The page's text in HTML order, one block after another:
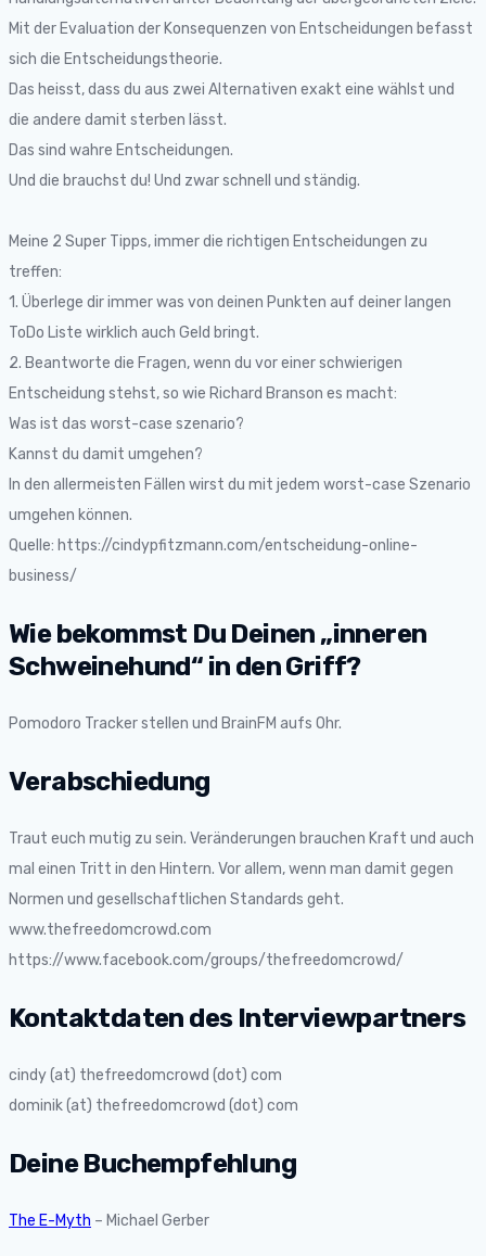
Mit der Evaluation der Konsequenzen von Entscheidungen befasst
sich die Entscheidungstheorie.
Das heisst, dass du aus zwei Alternativen exakt eine wählst und
die andere damit sterben lässt.
​Das sind wahre Entscheidungen.
​Und die brauchst du! Und zwar schnell und ständig.
Meine 2 Super Tipps, immer die richtigen Entscheidungen zu
treffen:
1. Überlege dir immer was von deinen Punkten auf deiner langen
ToDo Liste wirklich auch Geld bringt.
2. Beantworte die Fragen, wenn du vor einer schwierigen
Entscheidung stehst, so wie Richard Branson es macht:
Was ist das worst-case szenario?
Kannst du damit umgehen?
In den allermeisten Fällen wirst du mit jedem worst-case Szenario
umgehen können.
Quelle: https://cindypfitzmann.com/entscheidung-online-
business/
Wie bekommst Du Deinen „inneren
Schweinehund“ in den Griff?
Pomodoro Tracker stellen und BrainFM aufs Ohr.
Verabschiedung
Traut euch mutig zu sein. Veränderungen brauchen Kraft und auch
mal einen Tritt in den Hintern. Vor allem, wenn man damit gegen
Normen und gesellschaftlichen Standards geht.
www.thefreedomcrowd.com
https://www.facebook.com/groups/thefreedomcrowd/
Kontaktdaten des Interviewpartners
cindy (at) thefreedomcrowd (dot) com
dominik (at) thefreedomcrowd (dot) com
Deine Buchempfehlung
The E-Myth – Michael Gerber